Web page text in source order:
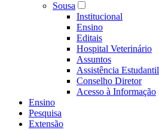
Sousa
Institucional
Ensino
Editais
Hospital Veterinário
Assuntos
Assistência Estudantil
Conselho Diretor
Acesso à Informação
Ensino
Pesquisa
Extensão